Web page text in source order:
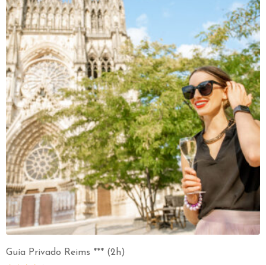
Guía Privado Reims *** (2h)